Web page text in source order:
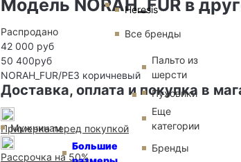
Мужчинам
Heresis
Все бренды
Большие
Пальто из
шерсти
Пуховики
Еще
категории
Бренды
Модель NORAH_FUR в
Распродано
42 000 руб
50 400руб
NORAH_FUR/PE3 коричневый
Доставка, оплата и покупка в
Примерка перед покупкой
Рассрочка на 50%